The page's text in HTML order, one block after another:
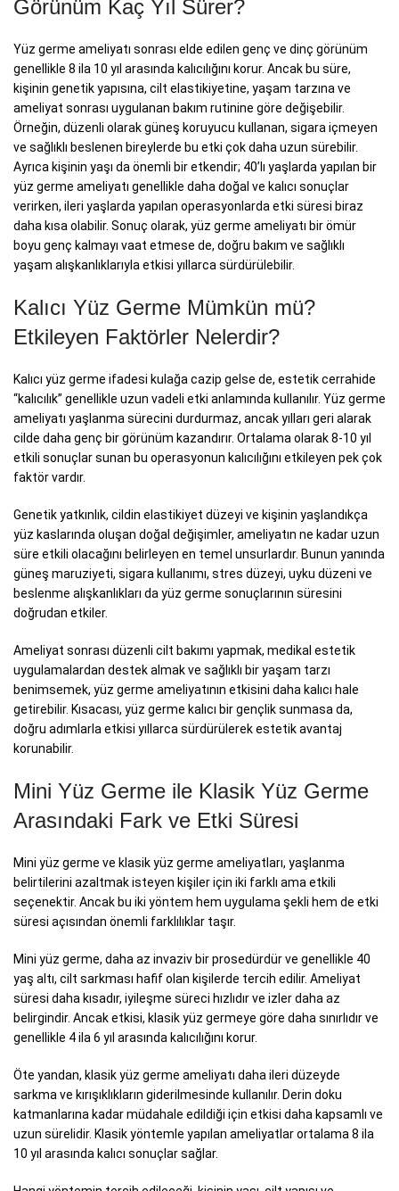
Görünüm Kaç Yıl Sürer?
Yüz germe ameliyatı sonrası elde edilen genç ve dinç görünüm
genellikle 8 ila 10 yıl arasında kalıcılığını korur. Ancak bu süre,
kişinin genetik yapısına, cilt elastikiyetine, yaşam tarzına ve
ameliyat sonrası uygulanan bakım rutinine göre değişebilir.
Örneğin, düzenli olarak güneş koruyucu kullanan, sigara içmeyen
ve sağlıklı beslenen bireylerde bu etki çok daha uzun sürebilir.
Ayrıca kişinin yaşı da önemli bir etkendir; 40’lı yaşlarda yapılan bir
yüz germe ameliyatı genellikle daha doğal ve kalıcı sonuçlar
verirken, ileri yaşlarda yapılan operasyonlarda etki süresi biraz
daha kısa olabilir. Sonuç olarak, yüz germe ameliyatı bir ömür
boyu genç kalmayı vaat etmese de, doğru bakım ve sağlıklı
yaşam alışkanlıklarıyla etkisi yıllarca sürdürülebilir.
Kalıcı Yüz Germe Mümkün mü?
Etkileyen Faktörler Nelerdir?
Kalıcı yüz germe ifadesi kulağa cazip gelse de, estetik cerrahide
“kalıcılık” genellikle uzun vadeli etki anlamında kullanılır. Yüz germe
ameliyatı yaşlanma sürecini durdurmaz, ancak yılları geri alarak
cilde daha genç bir görünüm kazandırır. Ortalama olarak 8-10 yıl
etkili sonuçlar sunan bu operasyonun kalıcılığını etkileyen pek çok
faktör vardır.
Genetik yatkınlık, cildin elastikiyet düzeyi ve kişinin yaşlandıkça
yüz kaslarında oluşan doğal değişimler, ameliyatın ne kadar uzun
süre etkili olacağını belirleyen en temel unsurlardır. Bunun yanında
güneş maruziyeti, sigara kullanımı, stres düzeyi, uyku düzeni ve
beslenme alışkanlıkları da yüz germe sonuçlarının süresini
doğrudan etkiler.
Ameliyat sonrası düzenli cilt bakımı yapmak, medikal estetik
uygulamalardan destek almak ve sağlıklı bir yaşam tarzı
benimsemek, yüz germe ameliyatının etkisini daha kalıcı hale
getirebilir. Kısacası, yüz germe kalıcı bir gençlik sunmasa da,
doğru adımlarla etkisi yıllarca sürdürülerek estetik avantaj
korunabilir.
Mini Yüz Germe ile Klasik Yüz Germe
Arasındaki Fark ve Etki Süresi
Mini yüz germe ve klasik yüz germe ameliyatları, yaşlanma
belirtilerini azaltmak isteyen kişiler için iki farklı ama etkili
seçenektir. Ancak bu iki yöntem hem uygulama şekli hem de etki
süresi açısından önemli farklılıklar taşır.
Mini yüz germe, daha az invaziv bir prosedürdür ve genellikle 40
yaş altı, cilt sarkması hafif olan kişilerde tercih edilir. Ameliyat
süresi daha kısadır, iyileşme süreci hızlıdır ve izler daha az
belirgindir. Ancak etkisi, klasik yüz germeye göre daha sınırlıdır ve
genellikle 4 ila 6 yıl arasında kalıcılığını korur.
Öte yandan, klasik yüz germe ameliyatı daha ileri düzeyde
sarkma ve kırışıklıkların giderilmesinde kullanılır. Derin doku
katmanlarına kadar müdahale edildiği için etkisi daha kapsamlı ve
uzun sürelidir. Klasik yöntemle yapılan ameliyatlar ortalama 8 ila
10 yıl arasında kalıcı sonuçlar sağlar.